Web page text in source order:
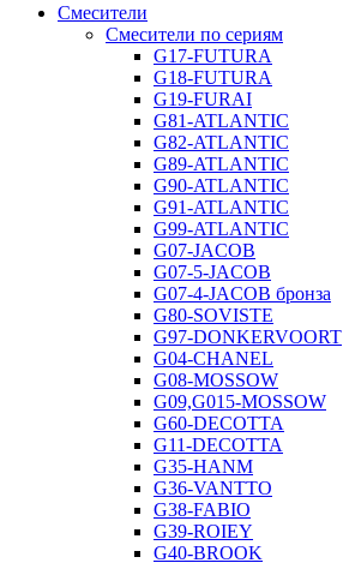
Смесители
Смесители по сериям
G17-FUTURA
G18-FUTURA
G19-FURAI
G81-ATLANTIC
G82-ATLANTIC
G89-ATLANTIC
G90-ATLANTIC
G91-ATLANTIC
G99-ATLANTIC
G07-JACOB
G07-5-JACOB
G07-4-JACOB бронза
G80-SOVISTE
G97-DONKERVOORT
G04-CHANEL
G08-MOSSOW
G09,G015-MOSSOW
G60-DECOTTA
G11-DECOTTA
G35-HANM
G36-VANTTO
G38-FABIO
G39-ROIEY
G40-BROOK